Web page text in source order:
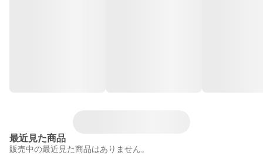
最近見た商品
販売中の最近見た商品はありません。